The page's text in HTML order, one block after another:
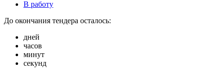
В работу
До окончания тендера осталось:
дней
часов
минут
секунд